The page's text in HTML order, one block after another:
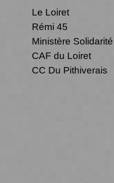
Le Loiret
Rémi 45
Ministère
CAF du Loiret
CC Du Pithiverais